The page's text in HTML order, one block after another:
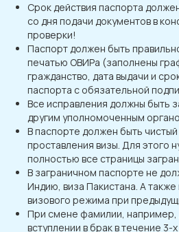
Срок действия паспорта
со дня подачи документов в
проверки!
Паспорт должен быть
печатью ОВИРа (заполнены
гражданство, дата выдачи и
паспорта c обязательной
Все исправления должны быть
другим уполномоченным
В паспорте должен быть
проставления визы. Для этого
полностью все страницы
В заграничном паспорте не
Индию, виза Пакистана. А
визового режима при
При смене фамилии, например,
вступлении в брак в течение